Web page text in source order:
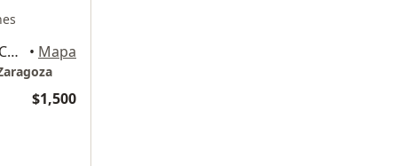
Estadio Azteca 179 Int Sotano . Col el Caracol, Coyoacán • Mapa
$1,500